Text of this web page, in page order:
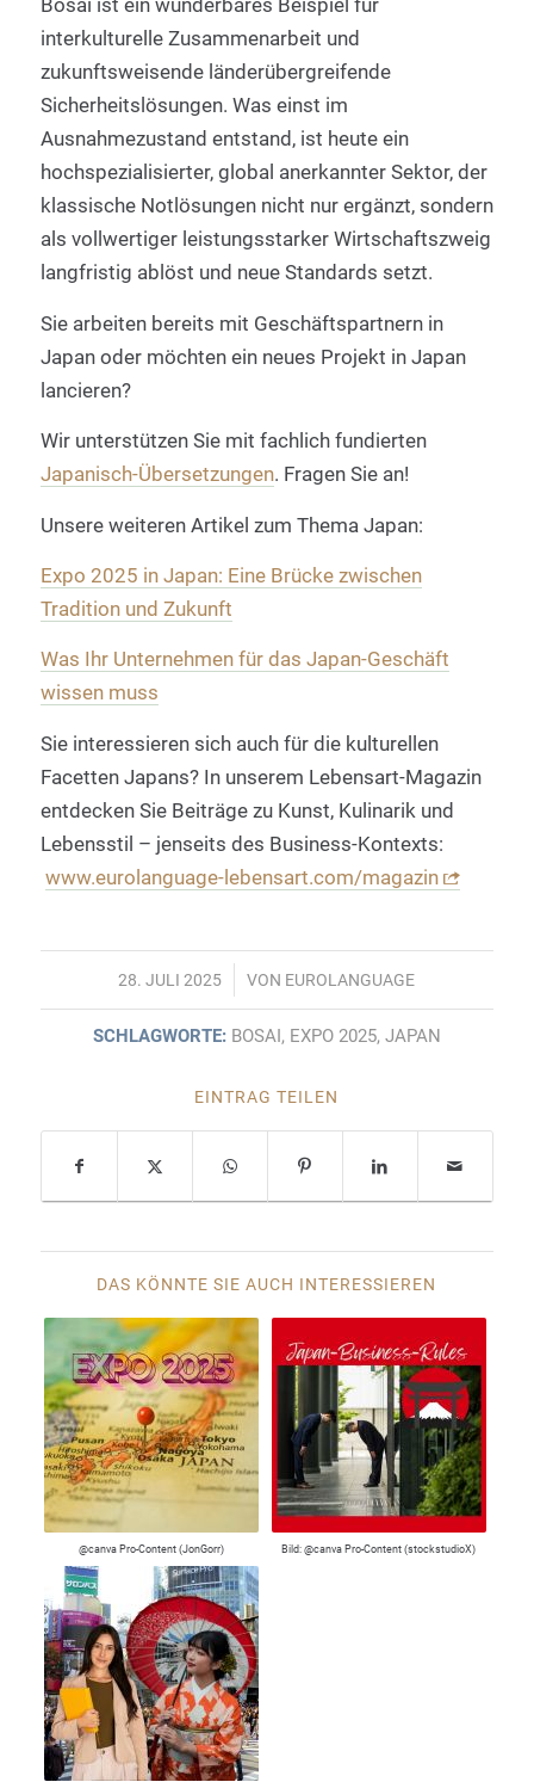
Bosai ist ein wunderbares Beispiel für
interkulturelle Zusammenarbeit und
zukunftsweisende länderübergreifende
Sicherheitslösungen. Was einst im
Ausnahmezustand entstand, ist heute ein
hochspezialisierter, global anerkannter Sektor, der
klassische Notlösungen nicht nur ergänzt, sondern
als vollwertiger leistungsstarker Wirtschaftszweig
langfristig ablöst und neue Standards setzt.
Sie arbeiten bereits mit Geschäftspartnern in
Japan oder möchten ein neues Projekt in Japan
lancieren?
Wir unterstützen Sie mit fachlich fundierten
Japanisch-Übersetzungen. Fragen Sie an!
Unsere weiteren Artikel zum Thema Japan:
Expo 2025 in Japan: Eine Brücke zwischen
Tradition und Zukunft
Was Ihr Unternehmen für das Japan-Geschäft
wissen muss
Sie interessieren sich auch für die kulturellen
Facetten Japans? In unserem Lebensart-Magazin
entdecken Sie Beiträge zu Kunst, Kulinarik und
Lebensstil – jenseits des Business-Kontexts:
www.eurolanguage-lebensart.com/magazin
28. JULI 2025
/ VON EUROLANGUAGE
SCHLAGWORTE: BOSAI, EXPO 2025, JAPAN
EINTRAG TEILEN
DAS KÖNNTE SIE AUCH INTERESSIEREN
@canva Pro-Content (JonGorr) Bild: @canva Pro-Content (stockstudioX)